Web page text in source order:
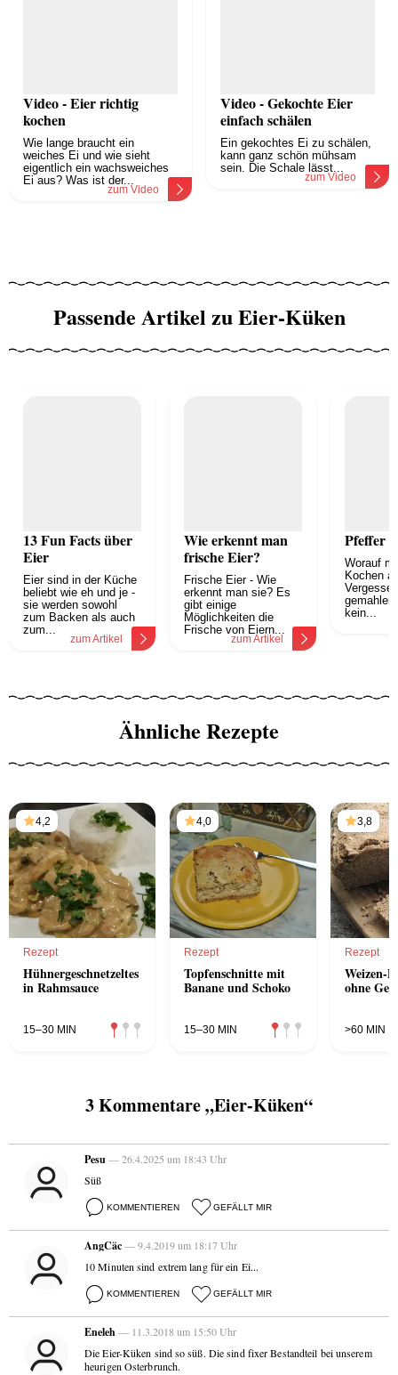
Video - Eier richtig
kochen
Wie lange braucht ein
weiches Ei und wie sieht
eigentlich ein wachsweiches
Ei aus? Was ist der...
zum Video
Video - Gekochte Eier
einfach schälen
Ein gekochtes Ei zu schälen,
kann ganz schön mühsam
sein. Die Schale lässt...
zum Video
Passende Artikel zu Eier-Küken
13 Fun Facts über
Eier
Eier sind in der Küche
beliebt wie eh und je -
sie werden sowohl
zum Backen als auch
zum...
zum Artikel
Wie erkennt man
frische Eier?
Frische Eier - Wie
erkennt man sie? Es
gibt einige
Möglichkeiten die
Frische von Eiern...
zum Artikel
Pfeffer
Worauf
Kochen
kein...
Ähnliche Rezepte
4,2
Rezept
Hühnergeschnetzeltes
in Rahmsauce
15–30 MIN
4,0
Rezept
Topfenschnitte mit
Banane und Schoko
15–30 MIN
3,8
Rezept
Weizen-
ohne
>60 MIN
3 Kommentare „Eier-Küken“
Pesu— 26.4.2025 um 18:43 Uhr
Süß
KOMMENTIEREN GEFÄLLT MIR
AngCäc— 9.4.2019 um 18:17 Uhr
10 Minuten sind extrem lang für ein Ei...
KOMMENTIEREN GEFÄLLT MIR
Eneleh— 11.3.2018 um 15:50 Uhr
Die Eier-Küken sind so süß. Die sind fixer Bestandteil bei unserem
heurigen Osterbrunch.